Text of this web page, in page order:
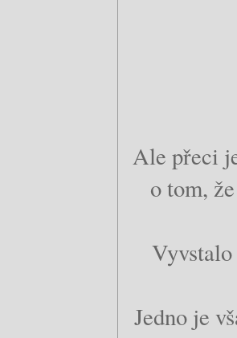
Ale přeci
o tom,
Jedno je